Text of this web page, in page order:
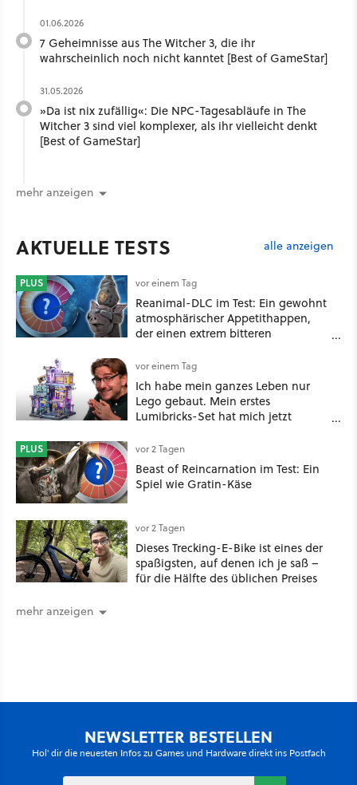
01.06.2026
7 Geheimnisse aus The Witcher 3, die ihr
wahrscheinlich noch nicht kanntet [Best of GameStar]
31.05.2026
»Da ist nix zufällig«: Die NPC-Tagesabläufe in The
Witcher 3 sind viel komplexer, als ihr vielleicht denkt
[Best of GameStar]
mehr anzeigen
AKTUELLE TESTS alle anzeigen
PLUS vor einem Tag
Reanimal-DLC im Test: Ein gewohnt
atmosphärischer Appetithappen,
der einen extrem bitteren
vor einem Tag
Ich habe mein ganzes Leben nur
Lego gebaut. Mein erstes
Lumibricks-Set hat mich jetzt
Stack im Test
PLUS vor 2 Tagen
Beast of Reincarnation im Test: Ein
Spiel wie Gratin-Käse
vor 2 Tagen
Dieses Trecking-E-Bike ist eines der
spaßigsten, auf denen ich je saß –
für die Hälfte des üblichen Preises
mehr anzeigen
NEWSLETTER BESTELLEN
Hol' dir die neuesten Infos zu Games und Hardware direkt ins Postfach